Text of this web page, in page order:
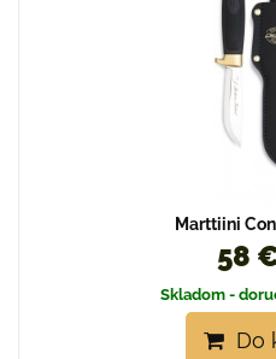
Marttiini
58
Skladom -
Do